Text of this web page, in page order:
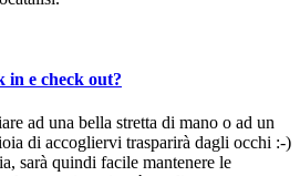
in e check out?
ad una bella stretta di mano o ad un
di accogliervi trasparirà dagli occhi :-)
sarà quindi facile mantenere le